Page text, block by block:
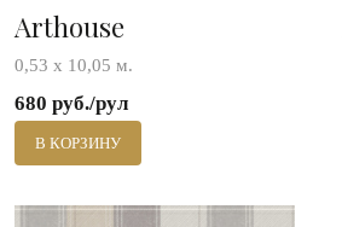
Arthouse
0,53 х 10,05 м.
680 руб./рул
В КОРЗИНУ